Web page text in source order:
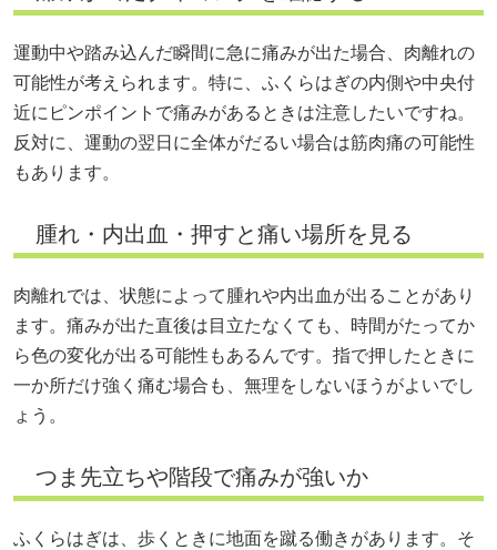
運動中や踏み込んだ瞬間に急に痛みが出た場合、肉離れの
可能性が考えられます。特に、ふくらはぎの内側や中央付
近にピンポイントで痛みがあるときは注意したいですね。
反対に、運動の翌日に全体がだるい場合は筋肉痛の可能性
もあります。
腫れ・内出血・押すと痛い場所を見る
肉離れでは、状態によって腫れや内出血が出ることがあり
ます。痛みが出た直後は目立たなくても、時間がたってか
ら色の変化が出る可能性もあるんです。指で押したときに
一か所だけ強く痛む場合も、無理をしないほうがよいでし
ょう。
つま先立ちや階段で痛みが強いか
ふくらはぎは、歩くときに地面を蹴る働きがあります。そ